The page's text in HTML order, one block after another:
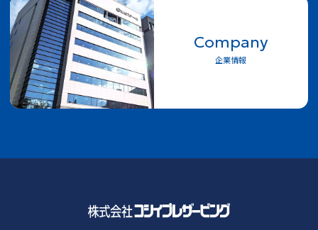
Company
企業情報